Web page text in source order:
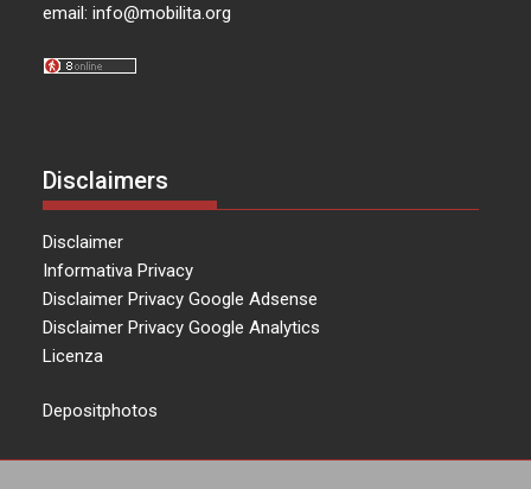
email:info@mobilita.org
Disclaimers
Disclaimer
Informativa Privacy
Disclaimer Privacy Google Adsense
Disclaimer Privacy Google Analytics
Licenza
Depositphotos